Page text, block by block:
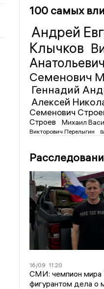
100 самых
Андрей
Клычков
Семенович
Геннадий
Алексей
Семенович
Строев
Михаил
Викторович Перелыгин
16/09 11:20
СМИ: чемпион мира
фигурантом дела о